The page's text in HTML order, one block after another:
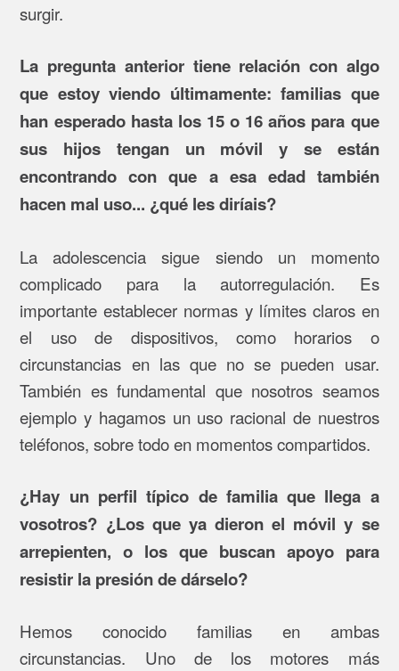
surgir.
La pregunta anterior tiene relación con algo
que estoy viendo últimamente: familias que
han esperado hasta los 15 o 16 años para que
sus hijos tengan un móvil y se están
encontrando con que a esa edad también
hacen mal uso... ¿qué les diríais?
La adolescencia sigue siendo un momento
complicado para la autorregulación. Es
importante establecer normas y límites claros en
el uso de dispositivos, como horarios o
circunstancias en las que no se pueden usar.
También es fundamental que nosotros seamos
ejemplo y hagamos un uso racional de nuestros
teléfonos, sobre todo en momentos compartidos.
¿Hay un perfil típico de familia que llega a
vosotros? ¿Los que ya dieron el móvil y se
arrepienten, o los que buscan apoyo para
resistir la presión de dárselo?
Hemos conocido familias en ambas
circunstancias. Uno de los motores más